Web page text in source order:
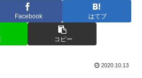
Facebook はてブ
コピー
2020.10.13